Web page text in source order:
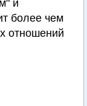
и
более чем
отношений